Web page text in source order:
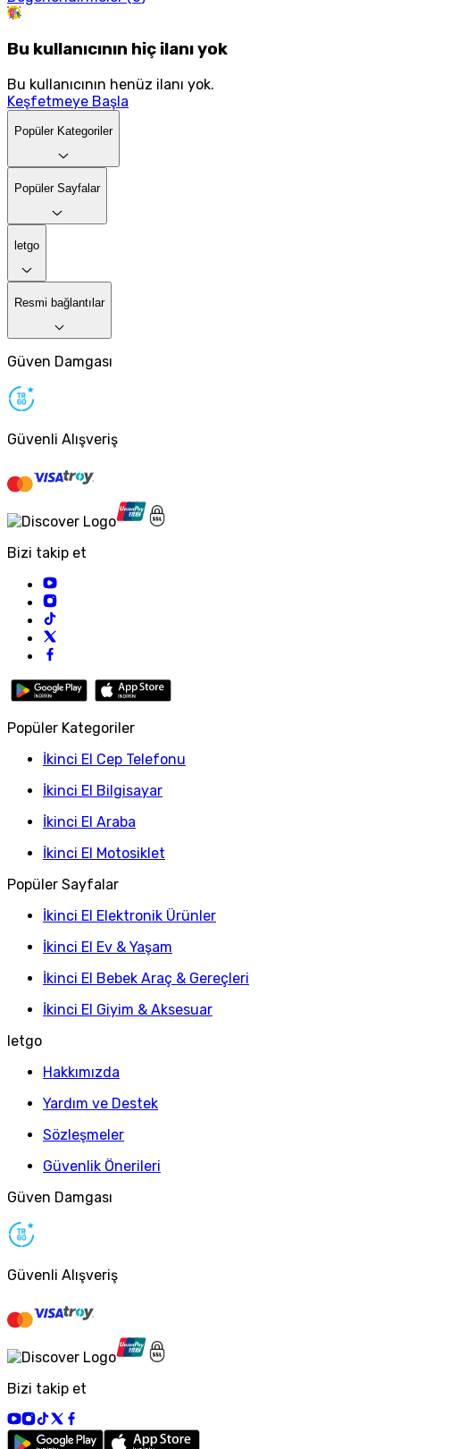
Bu kullanıcının hiç ilanı yok
Bu kullanıcının henüz ilanı yok.
Keşfetmeye Başla
Popüler Kategoriler
Popüler Sayfalar
letgo
Resmi bağlantılar
Güven Damgası
Güvenli Alışveriş
Bizi takip et
Popüler Kategoriler
İkinci El Cep Telefonu
İkinci El Bilgisayar
İkinci El Araba
İkinci El Motosiklet
Popüler Sayfalar
İkinci El Elektronik Ürünler
İkinci El Ev & Yaşam
İkinci El Bebek Araç & Gereçleri
İkinci El Giyim & Aksesuar
letgo
Hakkımızda
Yardım ve Destek
Sözleşmeler
Güvenlik Önerileri
Güven Damgası
Güvenli Alışveriş
Bizi takip et